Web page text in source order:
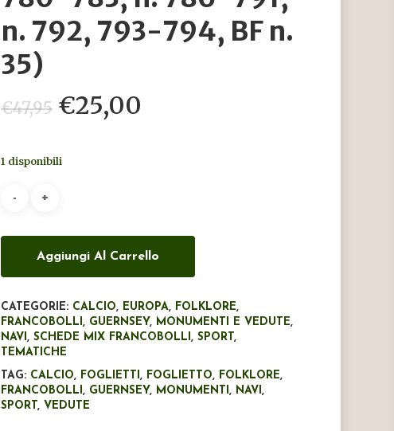
n. 792, 793-794, BF n.
35)
€47,95 Il
prezzo
originale
€25,00
1 disponibili
Aggiungi Al Carrello
CATEGORIE: CALCIO, EUROPA, FOLKLORE,
FRANCOBOLLI, GUERNSEY, MONUMENTI E VEDUTE,
NAVI,SCHEDE MIX FRANCOBOLLI,SPORT,
TEMATICHE
TAG: CALCIO, FOGLIETTI, FOGLIETTO, FOLKLORE,
FRANCOBOLLI, GUERNSEY, MONUMENTI, NAVI,
SPORT, VEDUTE